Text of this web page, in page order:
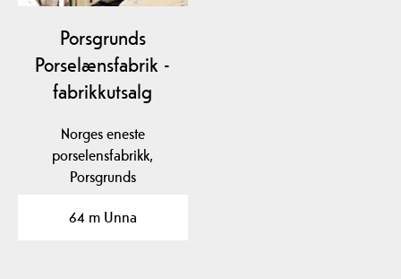
Porsgrunds
Porselænsfabrik -
fabrikkutsalg
Norges eneste
porselensfabrikk,
Porsgrunds
Porsgrunn og er…
64 m Unna